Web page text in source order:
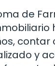
de
contar
y